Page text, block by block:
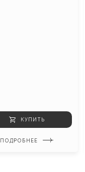
КУПИТЬ
ПОДРОБНЕЕ